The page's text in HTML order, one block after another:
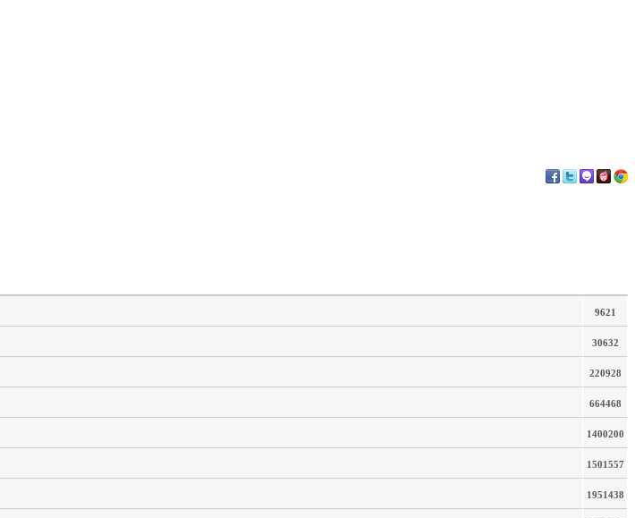
9621
30632
220928
664468
1400200
1501557
1951438